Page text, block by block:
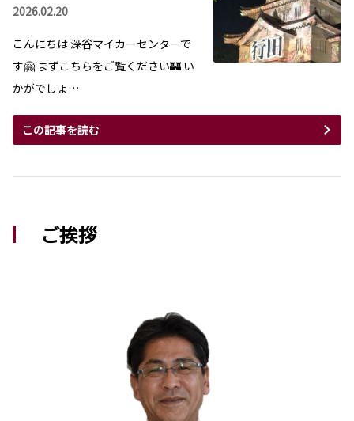
2026.02.20
こんにちは 深谷マイカーセンターで
す🤗 まずこちらをご覧ください🏰 い
かがでしょ…
この記事を読む
ご挨拶